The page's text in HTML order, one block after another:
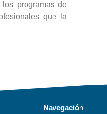
programas de
que la
Navegación